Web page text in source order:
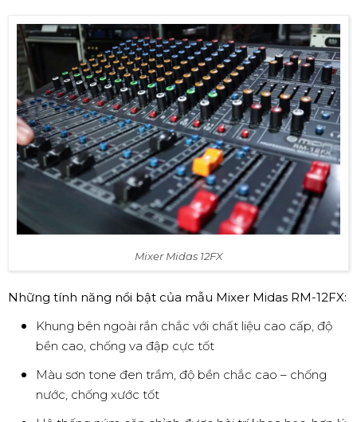
Mixer Midas 12FX
Những tính năng nổi bật của mẫu Mixer Midas RM-12FX:
Khung bên ngoài rắn chắc với chất liệu cao cấp, độ
bền cao, chống va đập cực tốt
Màu sơn tone đen trầm, độ bền chắc cao – chống
nước, chống xước tốt